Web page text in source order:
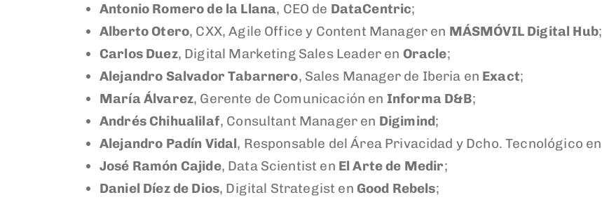
Antonio Romerode la Llana, CEO de DataCentric;
Alberto Otero, CXX, Agile Office y Content Manager en MÁSMÓVIL Digital Hub;
Carlos Duez, Digital Marketing Sales Leader en Oracle;
Alejandro Salvador Tabarnero, Sales Manager de Iberia en Exact;
María Álvarez, Gerente de Comunicación en Informa D&B;
Andrés Chihualilaf, Consultant Manager en Digimind;
Alejandro Padín Vidal, Responsable del Área Privacidad y Dcho. Tecnológico en
José Ramón Cajide, Data Scientist en El Arte de Medir;
Daniel Díez de Dios, Digital Strategist en Good Rebels;